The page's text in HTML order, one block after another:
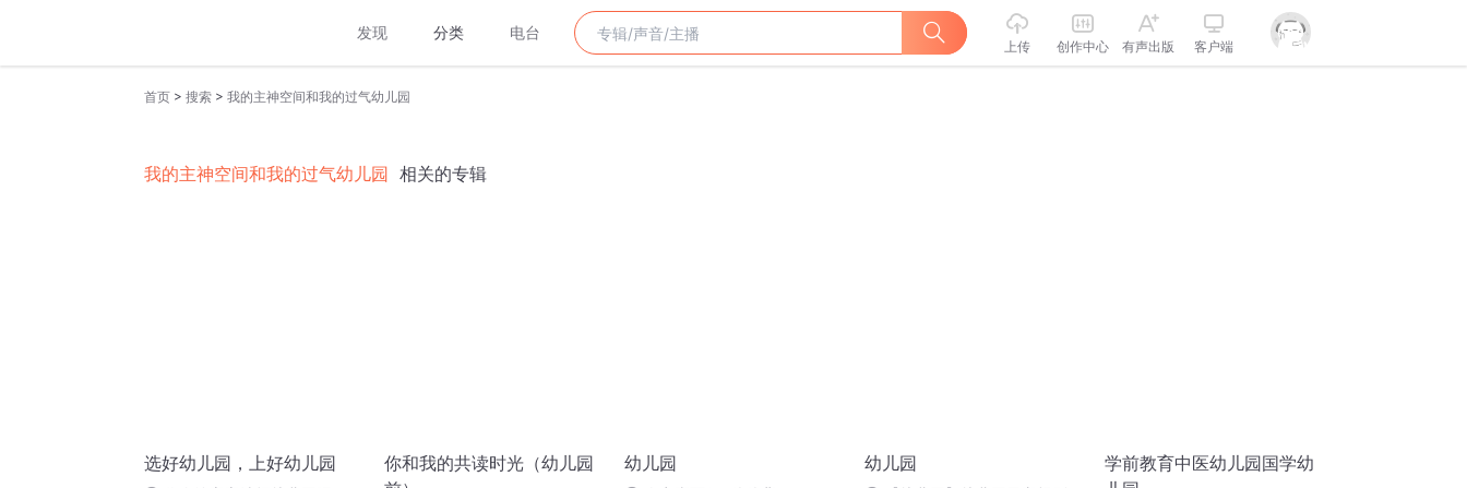
发现 分类 电台
上传 创作中心 有声出版 客户端
首页 > 搜索 > 我的主神空间和我的过气幼儿园
我的主神空间和我的过气幼儿园 相关的专辑
选好幼儿园，上好幼儿园
你和我的共读时光（幼儿园
幼儿园 幼儿园
学前教育中医幼儿园国学幼